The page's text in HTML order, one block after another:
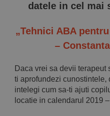
datele in cel mai
„Tehnici ABA
–
Daca vrei sa devii
ti aprofundezi cunostintele,
intelegi cum sa-ti ajuti
locatie in calendarul 2019 –